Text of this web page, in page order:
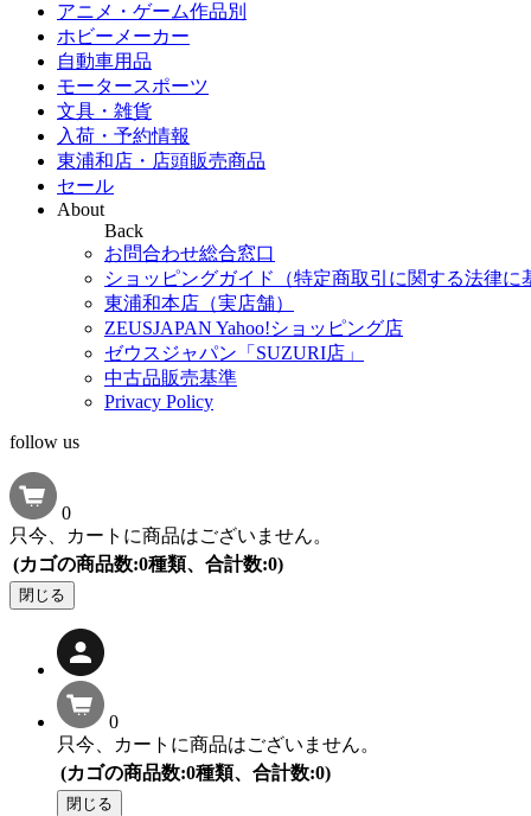
アニメ・ゲーム作品別
ホビーメーカー
自動車用品
モータースポーツ
文具・雑貨
入荷・予約情報
東浦和店・店頭販売商品
セール
About
Back
お問合わせ総合窓口
ショッピングガイド（特定商取引に関する法律に
東浦和本店（実店舗）
ZEUSJAPAN Yahoo!ショッピング店
ゼウスジャパン「SUZURI店」
中古品販売基準
Privacy Policy
follow us
0
只今、カートに商品はございません。
(カゴの商品数:0種類、合計数:0)
閉じる
0
只今、カートに商品はございません。
(カゴの商品数:0種類、合計数:0)
閉じる